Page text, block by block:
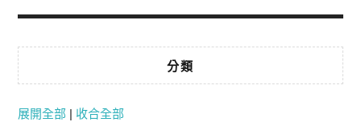
分類
展開全部 | 收合全部